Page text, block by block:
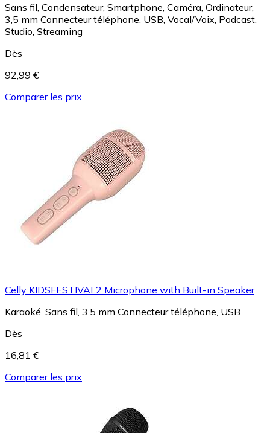
Sans fil, Condensateur, Smartphone, Caméra, Ordinateur,
3,5 mm Connecteur téléphone, USB, Vocal/Voix, Podcast,
Studio, Streaming
Dès
92,99 €
Comparer les prix
Celly KIDSFESTIVAL2 Microphone with Built-in Speaker
Karaoké, Sans fil, 3,5 mm Connecteur téléphone, USB
Dès
16,81 €
Comparer les prix